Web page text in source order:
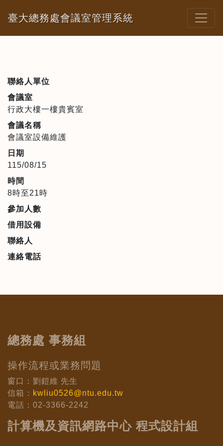
臺大總務處會議室管理系統
聯絡人單位
會議室
行政大樓一樓貴賓室
會議名稱
會議室設備維護
日期
115/08/15
時間
8時至21時
參加人數
借用設備
聯絡人
連絡電話
總務處 事務組
操作流程或業務問題
窗口：劉鎧維 先生
信箱： kwliu0526@ntu.edu.tw
電話：02-3366-2242
計算機及資訊網路中心 程式設計組